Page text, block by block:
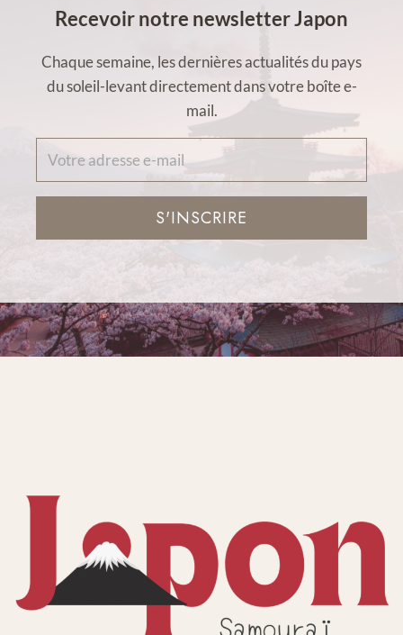
Recevoir notre newsletter Japon
Chaque semaine, les dernières actualités du pays
du soleil-levant directement dans votre boîte e-
mail.
S'INSCRIRE